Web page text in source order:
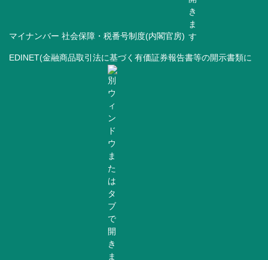
マイナンバー 社会保障・税番号制度(内閣官房)
EDINET(金融商品取引法に基づく有価証券報告書等の開示書類に